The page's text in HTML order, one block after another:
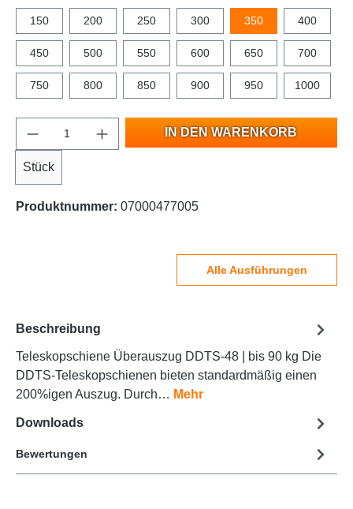
150 200 250 300 350 400
450 500 550 600 650 700
750 800 850 900 950 1000
Stück
IN DEN WARENKORB
Produktnummer: 07000477005
Alle Ausführungen
Beschreibung
Teleskopschiene Überauszug DDTS-48 | bis 90 kg Die
DDTS-Teleskopschienen bieten standardmäßig einen
200%igen Auszug. Durch… Mehr
Downloads
Bewertungen